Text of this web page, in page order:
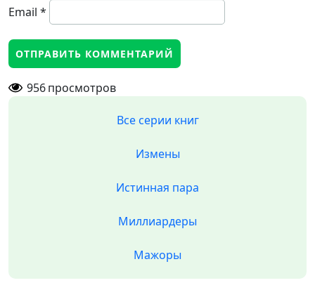
Email *
956просмотров
Все серии книг
Измены
Истинная пара
Миллиардеры
Мажоры